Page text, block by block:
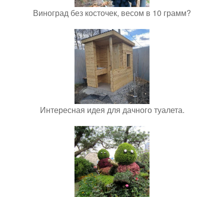
Виноград без косточек, весом в 10 грамм?
Интересная идея для дачного туалета.